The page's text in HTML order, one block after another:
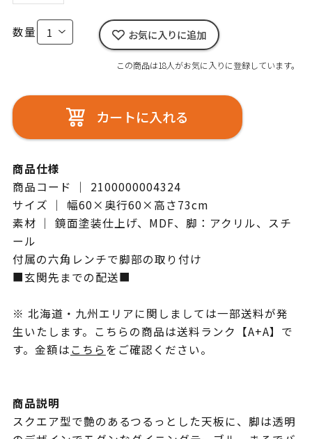
数量 お気に入りに追加
この商品は18人がお気に入りに登録しています。
カートに入れる
商品仕様
商品コード ｜ 2100000004324
サイズ ｜ 幅60×奥行60×高さ73cm
素材 ｜ 鏡面塗装仕上げ、MDF、脚：アクリル、スチ
ール
付属の六角レンチで脚部の取り付け
■玄関先までの配送■
※ 北海道・九州エリアに関しましては一部送料が発
生いたします。こちらの商品は送料ランク【A+A】で
す。金額はこちらをご確認ください。
商品説明
スクエア型で艶のあるつるっとした天板に、脚は透明